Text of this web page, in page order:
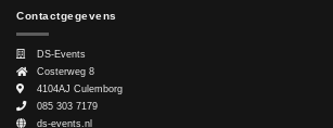
Contactgegevens
DS-Events
Costerweg 8
4104AJ Culemborg
085 303 7179
ds-events.nl